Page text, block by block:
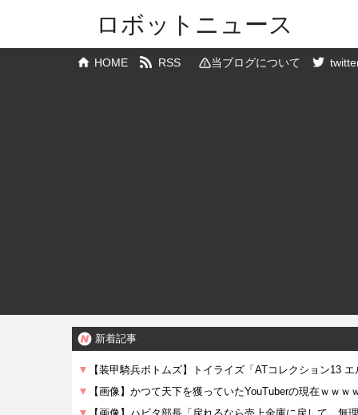
ロボットニュース
HOME RSS 当ブログについて
新着記事